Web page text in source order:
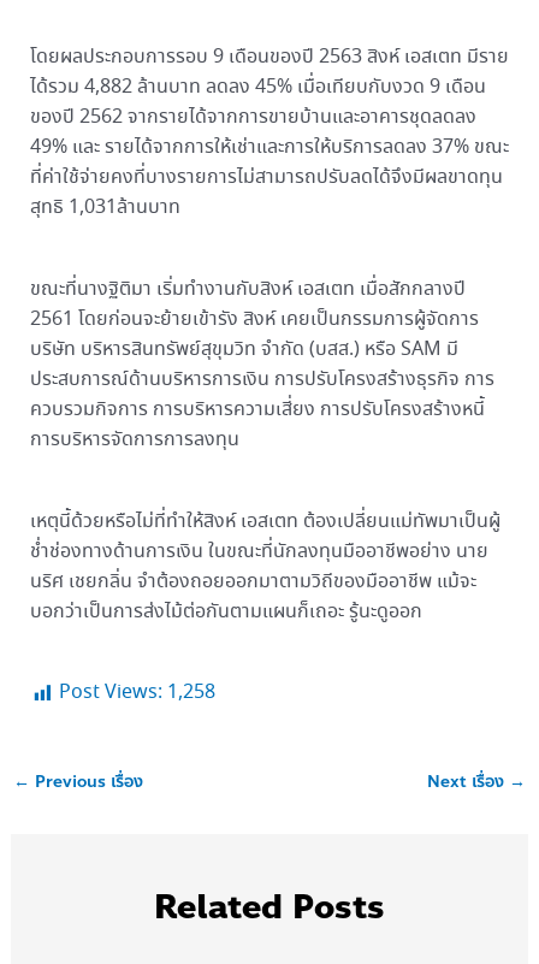
โดยผลประกอบการรอบ 9 เดือนของปี 2563 สิงห์ เอสเตท มีราย
ได้รวม 4,882 ล้านบาท ลดลง 45% เมื่อเทียบกับงวด 9 เดือน
ของปี 2562 จากรายได้จากการขายบ้านและอาคารชุดลดลง
49% และ รายได้จากการให้เช่าและการให้บริการลดลง 37% ขณะ
ที่ค่าใช้จ่ายคงที่บางรายการไม่สามารถปรับลดได้จึงมีผลขาดทุน
สุทธิ 1,031ล้านบาท
ขณะที่นางฐิติมา เริ่มทำงานกับสิงห์ เอสเตท เมื่อสักกลางปี
2561 โดยก่อนจะย้ายเข้ารัง สิงห์ เคยเป็นกรรมการผู้จัดการ
บริษัท บริหารสินทรัพย์สุขุมวิท จำกัด (บสส.) หรือ SAM มี
ประสบการณ์ด้านบริหารการเงิน การปรับโครงสร้างธุรกิจ การ
ควบรวมกิจการ การบริหารความเสี่ยง การปรับโครงสร้างหนี้
การบริหารจัดการการลงทุน
เหตุนี้ด้วยหรือไม่ที่ทำให้สิงห์ เอสเตท ต้องเปลี่ยนแม่ทัพมาเป็นผู้
ช่ำช่องทางด้านการเงิน ในขณะที่นักลงทุนมืออาชีพอย่าง นาย
นริศ เชยกลิ่น จำต้องถอยออกมาตามวิถีของมืออาชีพ แม้จะ
บอกว่าเป็นการส่งไม้ต่อกันตามแผนก็เถอะ รู้นะดูออก
Post Views: 1,258
← Previous เรื่อง Next เรื่อง →
Related Posts